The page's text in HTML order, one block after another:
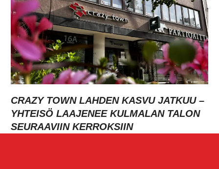
CRAZY TOWN LAHDEN KASVU JATKUU –
YHTEISÖ LAAJENEE KULMALAN TALON
SEURAAVIIN KERROKSIIN